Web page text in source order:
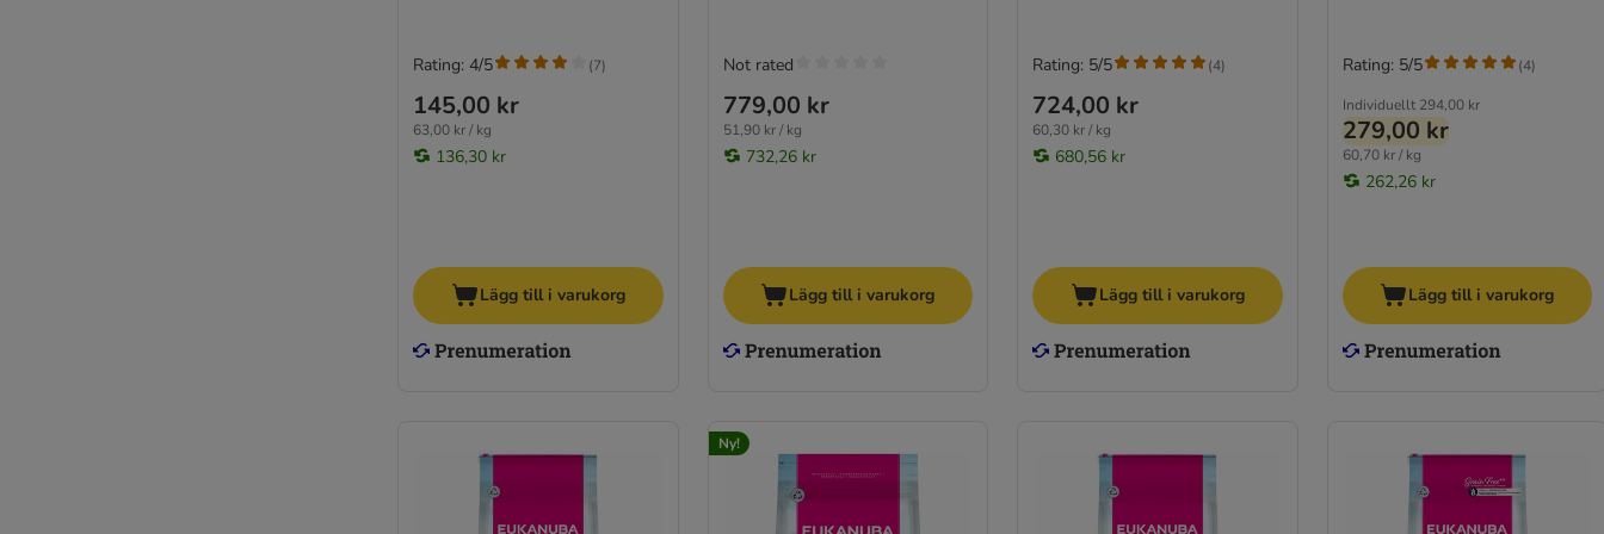
145,00 kr
63,00 kr / kg
136,30 kr
Rating: 4/5 (7)
Lägg till i varukorg
779,00 kr
51,90 kr / kg
732,26 kr
Not rated
Lägg till i varukorg
724,00 kr
60,30 kr / kg
680,56 kr
Rating: 5/5 (4)
Lägg till i varukorg
Individuellt 294,00 kr
279,00 kr
60,70 kr / kg
262,26 kr
Rating: 5/5 (4)
Lägg till i varukorg
Ny!